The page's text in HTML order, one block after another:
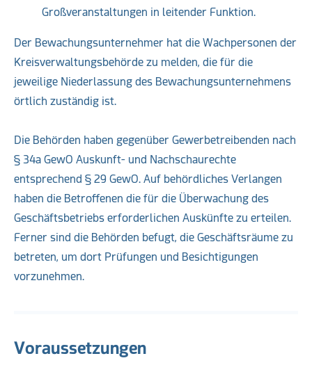
Großveranstaltungen in leitender Funktion.
Der Bewachungsunternehmer hat die Wachpersonen der
Kreisverwaltungsbehörde zu melden, die für die
jeweilige Niederlassung des Bewachungsunternehmens
örtlich zuständig ist.
Die Behörden haben gegenüber Gewerbetreibenden nach
§ 34a GewO Auskunft- und Nachschaurechte
entsprechend § 29 GewO. Auf behördliches Verlangen
haben die Betroffenen die für die Überwachung des
Geschäftsbetriebs erforderlichen Auskünfte zu erteilen.
Ferner sind die Behörden befugt, die Geschäftsräume zu
betreten, um dort Prüfungen und Besichtigungen
vorzunehmen.
Voraussetzungen